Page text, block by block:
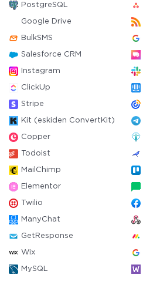
PostgreSQL
Google Drive
BulkSMS
Salesforce CRM
Instagram
ClickUp
Stripe
Kit (eskiden ConvertKit)
Copper
Todoist
MailChimp
Elementor
Twilio
ManyChat
GetResponse
Wix
MySQL